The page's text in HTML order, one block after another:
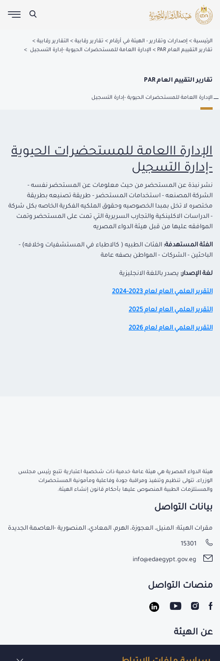
الرئيسية إصدارات وتقارير - الهيئة في أرقام تقارير رقابية
التقارير رقابية
تقارير التقييم العام PAR
الإدارة االعامة للمستحضرات الحيوية -إدارة التسجيل
تقارير التقييم العام PAR
الإدارة االعامة للمستحضرات الحيوية -إدارة التسجيل
الإدارة االعامة للمستحضرات الحيوية
-إدارة التسجيل
نشر نبذة عن المستحضر من حيث معلومات عن المستحضر نفسه -
الشركة المصنعه - استخدامات المستحضر - طريقة تصنيعه بطريقة
مختصره لا تخل بمبدا الخصوصيه وحقوق الملكيه الفكرية الخاصه بكل شركة
- الدراسات الاكلينكية والتجارب السريرية التي تمت على المستحضر وتمت
الموافقه عليها من قبل هيئة الدواء المصريه
الفئة المستهدفة: الفئات الطبيه ( كالاطباء في المستشفيات وخلافه) -
الباحثين - الشركات - المواطن بصفه عامة
لغة الإصدار: يصدر باللغة الانجليزية
التقرير العلمي العام لعام 2023-2024
التقرير العلمي العام لعام 2025
التقرير العلمي العام لعام2026
هيئة الدواء المصرية هي هيئة عامة خدمية ذات شخصية اعتبارية تتبع رئيس مجلس
الوزراء، تتولى تنظيم وتنفيذ ومراقبة جودة وفاعلية ومأمونية المستحضرات
والمستلزمات الطبية المنصوص عليها بأحكام قانون إنشاء الهيئة.
عن الهيئة
بيانات التواصل
مقرات الهيئة: المنيل، العجوزة، الهرم، المعادي، المنصورية -العاصمة الجديدة
15301
info@edaegypt.gov.eg
منصات التواصل